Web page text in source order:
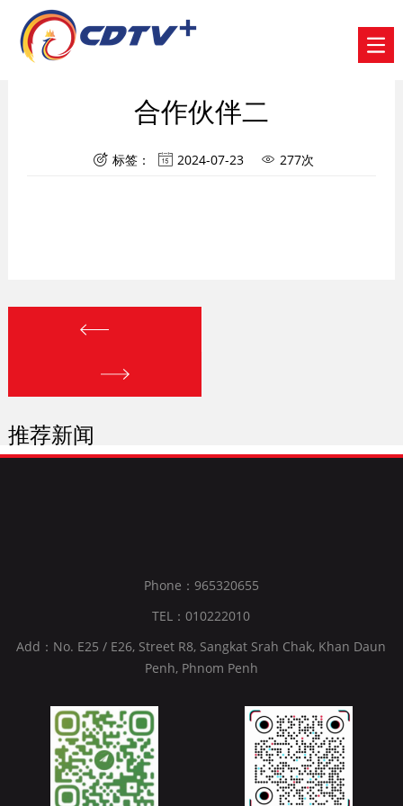
合作伙伴二
 标签：  2024-07-23  277次
推荐新闻
Phone：965320655
TEL：010222010
Add：No. E25 / E26, Street R8, Sangkat Srah Chak, Khan Daun
Penh, Phnom Penh